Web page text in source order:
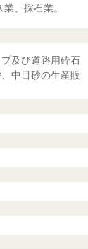
、採石業。
及び道路用砕石
中目砂の生産販